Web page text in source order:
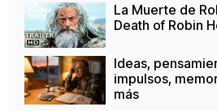
La Muerte de
Death of Robin
Ideas,
impulsos,
más